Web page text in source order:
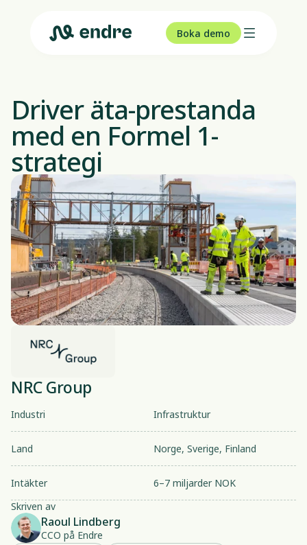
Boka demo
NRC Group
Industri Infrastruktur
Land Norge, Sverige, Finland
Intäkter
6–7 miljarder NOK
Skriven av
Raoul Lindberg
CCO på Endre
Driver äta-prestanda
med en Formel 1-
strategi